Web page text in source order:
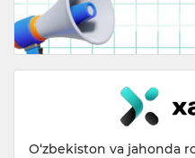
O‘zbekiston va jahonda